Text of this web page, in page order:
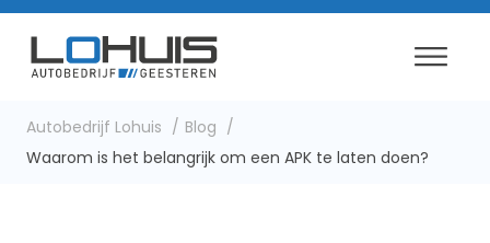
Autobedrijf Lohuis
Blog
Waarom is het belangrijk om een APK te laten doen?